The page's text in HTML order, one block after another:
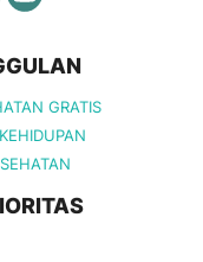
GRATIS